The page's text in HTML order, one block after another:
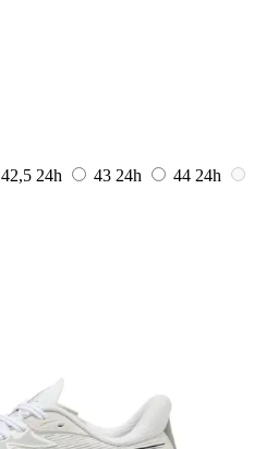
42,5 24h 43 24h 44 24h